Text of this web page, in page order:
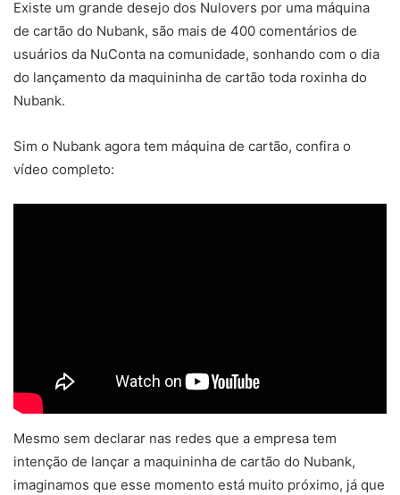
Existe um grande desejo dos Nulovers por uma máquina
de cartão do Nubank, são mais de 400 comentários de
usuários da NuConta na comunidade, sonhando com o dia
do lançamento da maquininha de cartão toda roxinha do
Nubank.
Sim o Nubank agora tem máquina de cartão, confira o
vídeo completo:
Mesmo sem declarar nas redes que a empresa tem
intenção de lançar a maquininha de cartão do Nubank,
imaginamos que esse momento está muito próximo, já que